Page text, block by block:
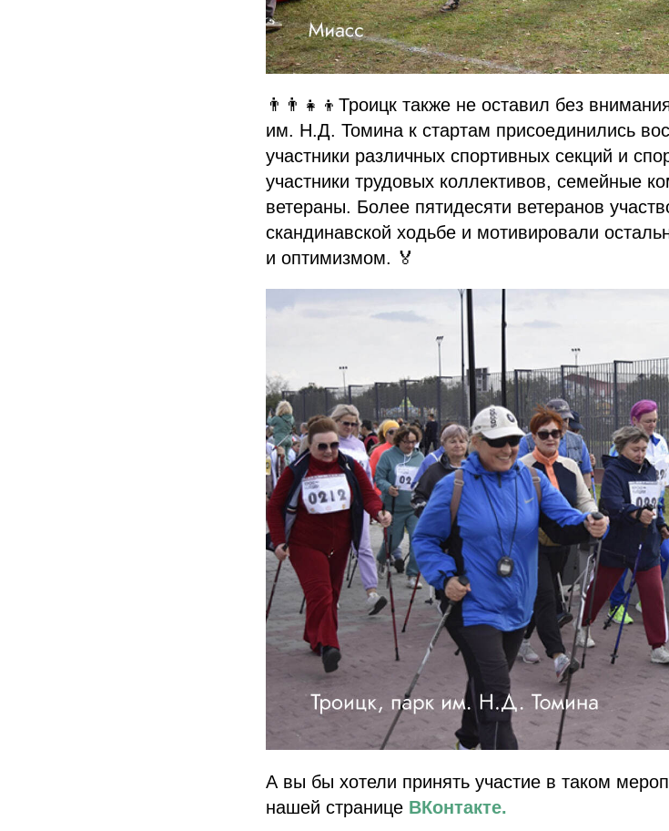
👨‍👨‍👧‍👦Троицк также не оставил без
им. Н.Д. Томина к стартам присоединились
участники различных спортивных секций и
участники трудовых коллективов, семейные
ветераны. Более пятидесяти ветеранов
скандинавской ходьбе и мотивировали
и оптимизмом. 🏅
А вы бы хотели принять участие в таком
нашей странице ВКонтакте.